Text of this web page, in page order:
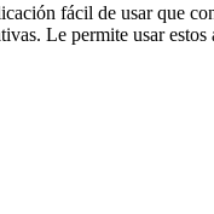
fácil de usar que
Le permite usar